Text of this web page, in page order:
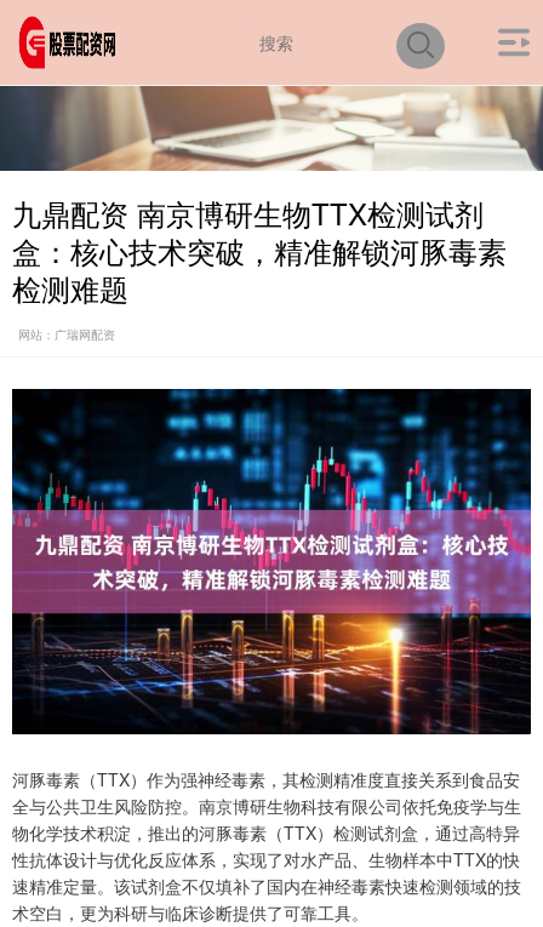
九鼎配资 南京博研生物TTX检测试剂
盒：核心技术突破，精准解锁河豚毒素
检测难题
网站：广瑞网配资
河豚毒素（TTX）作为强神经毒素，其检测精准度直接关系到食品安
全与公共卫生风险防控。南京博研生物科技有限公司依托免疫学与生
物化学技术积淀，推出的河豚毒素（TTX）检测试剂盒，通过高特异
性抗体设计与优化反应体系，实现了对水产品、生物样本中TTX的快
速精准定量。该试剂盒不仅填补了国内在神经毒素快速检测领域的技
术空白，更为科研与临床诊断提供了可靠工具。